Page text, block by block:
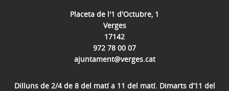
Placeta de l'1 d'Octubre, 1
Verges
17142
972 78 00 07
ajuntament@verges.cat
Dilluns de 2/4 de 8 del matí a 11 del matí. Dimarts d’11 del